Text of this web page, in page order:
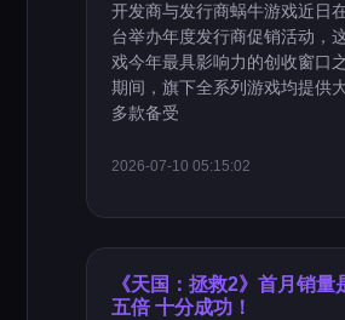
开发商与发行商蜗牛游戏近日
台举办年度发行商促销活动，
戏今年最具影响力的创收窗口
期间，旗下全系列游戏均提供
多款备受
2026-07-10 05:15:02
《天国：拯救2》首月销量
五倍 十分成功！